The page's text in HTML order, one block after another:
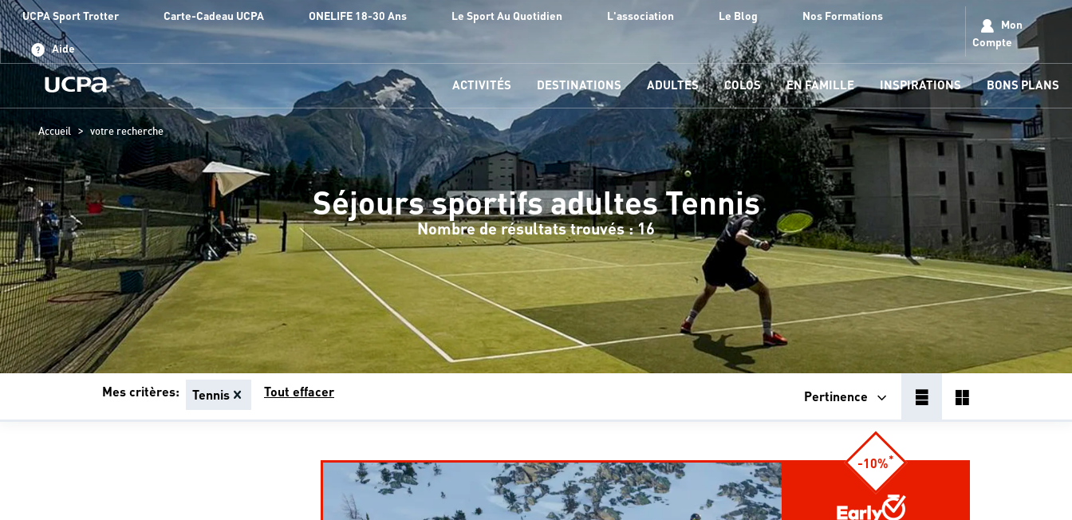
UCPA Sport Trotter Carte-Cadeau UCPA ONELIFE 18-30 Ans Le Sport Au Quotidien L'association Le Blog Nos Formations
Aide
Mon
Compte
ACTIVITÉS DESTINATIONS ADULTES COLOS EN FAMILLE INSPIRATIONS BONS PLANS
Accueil > votre recherche
Séjours sportifs adultes Tennis
Nombre de résultats trouvés : 16
Mes critères: Tennis Tout effacer Pertinence
-10%*